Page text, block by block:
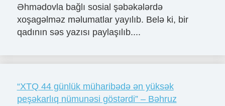
Əhmədovla bağlı sosial şəbəkələrdə
xoşagəlməz məlumatlar yayılıb. Belə ki, bir
qadının səs yazısı paylaşılıb....
“XTQ 44 günlük müharibədə ən yüksək
peşəkarlıq nümunəsi göstərdi” – Bəhruz